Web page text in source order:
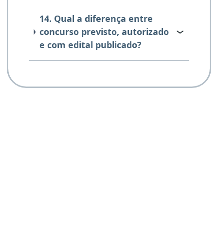
14. Qual a diferença entre
concurso previsto, autorizado
e com edital publicado?